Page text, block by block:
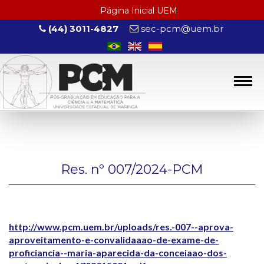
Página Inicial UEM
(44) 3011-4827 sec-pcm@uem.br
Res. nº 007/2024-PCM
http://www.pcm.uem.br/uploads/res.-007--aprova-
aproveitamento-e-convalidaaao-de-exame-de-
proficiancia--maria-aparecida-da-conceiaao-dos-